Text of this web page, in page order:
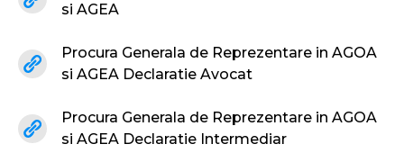
si AGEA
Procura Generala de Reprezentare in AGOA
si AGEA Declaratie Avocat
Procura Generala de Reprezentare in AGOA
si AGEA Declaratie Intermediar